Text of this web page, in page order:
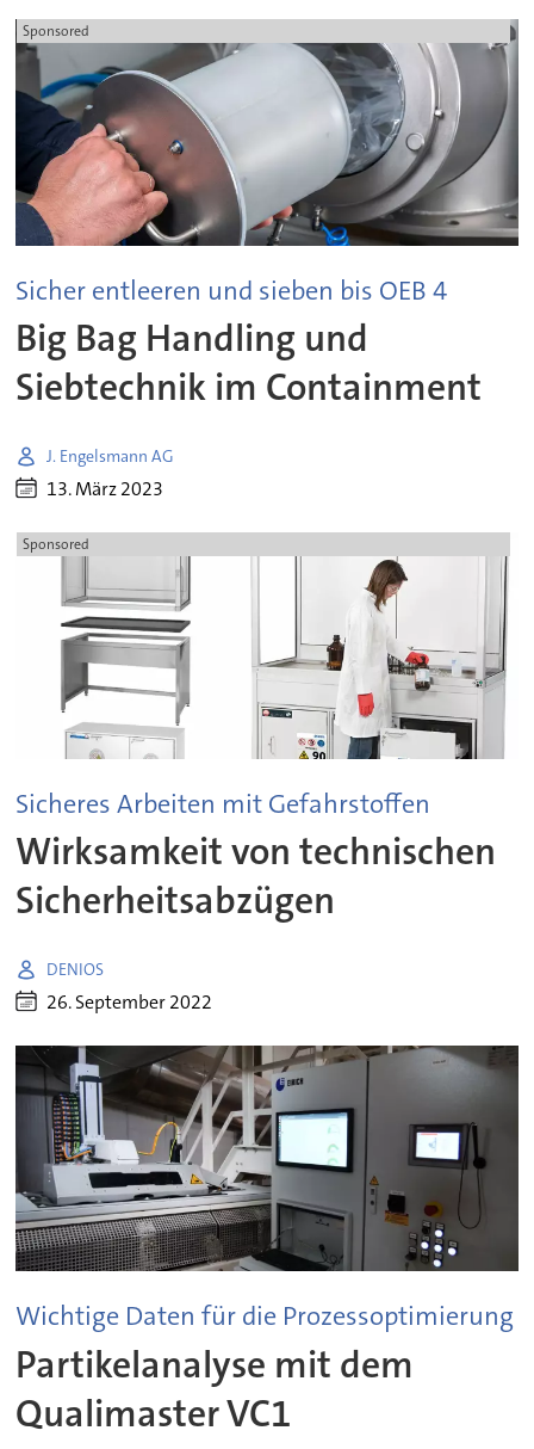
Sponsored
Sicher entleeren und sieben bis OEB 4
Big Bag Handling und
Siebtechnik im Containment
J. Engelsmann AG
13. März 2023
Sponsored
Sicheres Arbeiten mit Gefahrstoffen
Wirksamkeit von technischen
Sicherheitsabzügen
DENIOS
26. September 2022
Wichtige Daten für die Prozessoptimierung
Partikelanalyse mit dem
Qualimaster VC1